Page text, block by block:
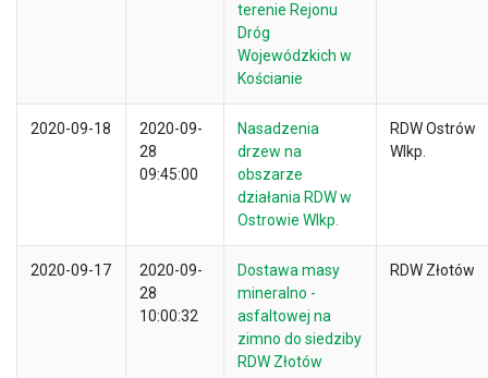
terenie Rejonu
Dróg
Wojewódzkich w
Kościanie
2020-09-18
2020-09-
28
09:45:00
Nasadzenia
drzew na
obszarze
działania RDW w
Ostrowie Wlkp.
RDW Ostrów
Wlkp.
2020-09-17
2020-09-
28
10:00:32
Dostawa masy
mineralno -
asfaltowej na
zimno do siedziby
RDW Złotów
RDW Złotów